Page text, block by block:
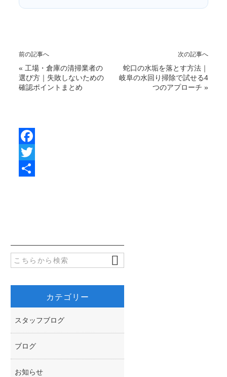
前の記事へ
« 工場・倉庫の清掃業者の
選び方｜失敗しないための
確認ポイントまとめ
次の記事へ
蛇口の水垢を落とす方法｜
岐阜の水回り掃除で試せる4
つのアプローチ »
F
カテゴリー
スタッフブログ
ブログ
お知らせ